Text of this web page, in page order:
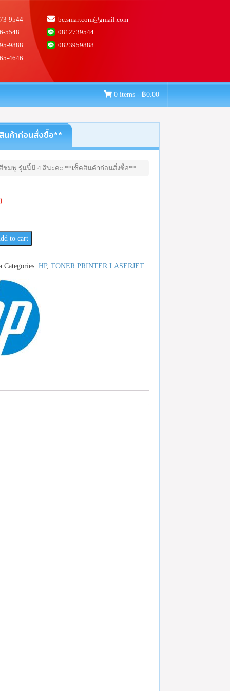
9544
bc.smartcom@gmail.com
5548
0812739544
9888
0823959888
4646
0 items - ฿0.00
นค้าก่อนสั่งซื้อ**
สีชมพู รุ่นนี้มี 4 สีนะคะ **เช็คสินค้าก่อนสั่งซื้อ**
to cart
Categories: HP, TONER PRINTER LASERJET